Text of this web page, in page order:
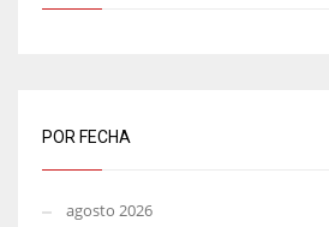
POR FECHA
agosto 2026